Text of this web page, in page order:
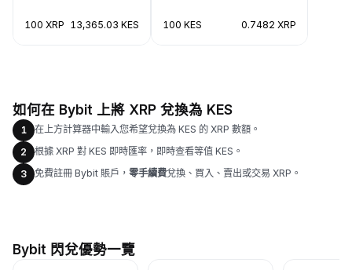
100 XRP 13,365.03 KES 100 KES 0.7482 XRP
如何在 Bybit 上將 XRP 兌換為 KES
1
在上方計算器中輸入您希望兌換為 KES 的 XRP 數額。
2
根據 XRP 對 KES 即時匯率，即時查看等值 KES。
3
免費註冊 Bybit 賬戶， 零手續費兌換、買入、賣出或交易 XRP。
Bybit 閃兌優勢一覽